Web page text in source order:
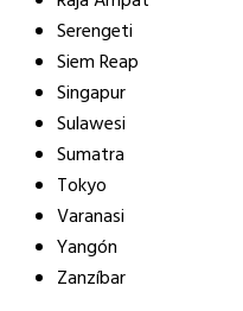
Serengeti
Siem Reap
Singapur
Sulawesi
Sumatra
Tokyo
Varanasi
Yangón
Zanzíbar